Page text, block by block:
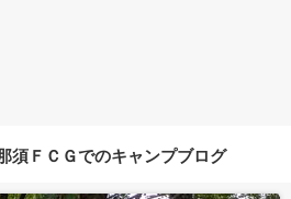
須ＦＣＧでのキャンプブログ